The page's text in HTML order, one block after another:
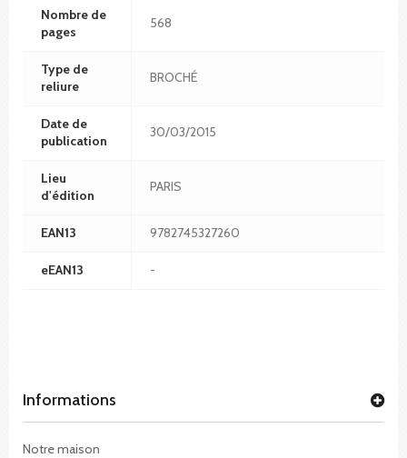
Nombre de
pages
568
Type de
reliure
BROCHÉ
Date de
publication
30/03/2015
Lieu
d'édition
PARIS
EAN13 9782745327260
eEAN13 -
Informations
Notre maison